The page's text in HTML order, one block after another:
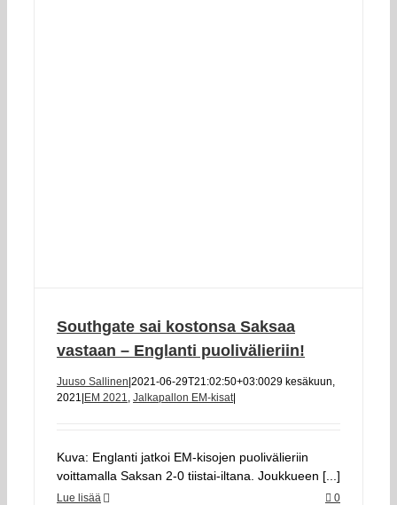
Southgate sai kostonsa Saksaa
vastaan – Englanti puolivälieriin!
Juuso Sallinen 2021-06-29T21:02:50+03:0029 kesäkuun,
2021 EM 2021, Jalkapallon EM-kisat|
Kuva: Englanti jatkoi EM-kisojen puolivälieriin
voittamalla Saksan 2-0 tiistai-iltana. Joukkueen [...]
Lue lisää 0